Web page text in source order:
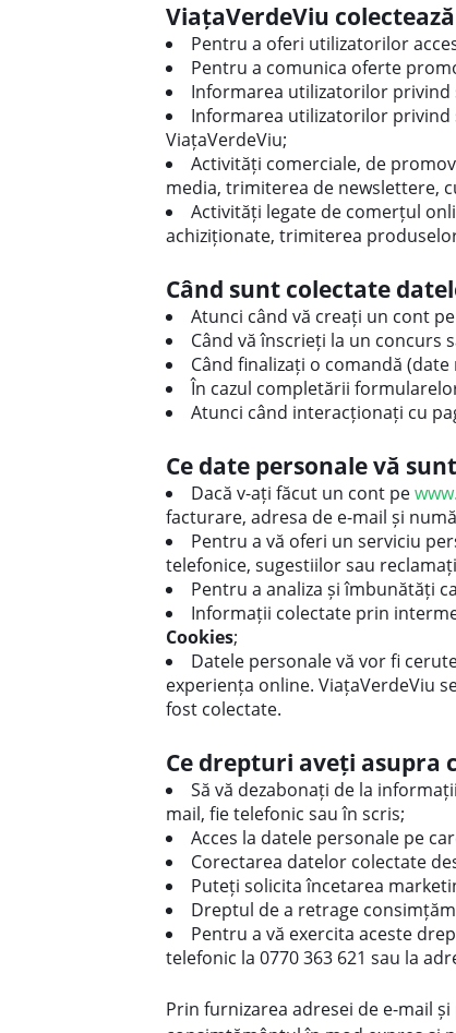
ViațaVerdeViu
Pentru a oferi utilizatorilor
Pentru a comunica oferte
Informarea utilizatorilor
Informarea utilizatorilor privind
ViațaVerdeViu;
Activități comerciale, de
media, trimiterea de newslettere,
Activități legate de comerțul
achiziționate, trimiterea
Când sunt colectate
Atunci când vă creați un cont
Când vă înscrieți la un concurs
Când finalizați o comandă
În cazul completării
Atunci când interacționați cu
Ce date personale vă
Dacă v-ați făcut un cont pe
facturare, adresa de e-mail și
Pentru a vă oferi un serviciu
telefonice, sugestiilor sau
Pentru a analiza și îmbunătăți
Informații colectate prin
Cookies;
Datele personale vă vor fi
experiența online. ViațaVerdeViu
fost colectate.
Ce drepturi aveți asupra
Să vă dezabonați de la
mail, fie telefonic sau în scris;
Acces la datele personale pe
Corectarea datelor colectate
Puteți solicita încetarea
Dreptul de a retrage
Pentru a vă exercita aceste
telefonic la 0770 363 621 sau la
Prin furnizarea adresei de e-mail